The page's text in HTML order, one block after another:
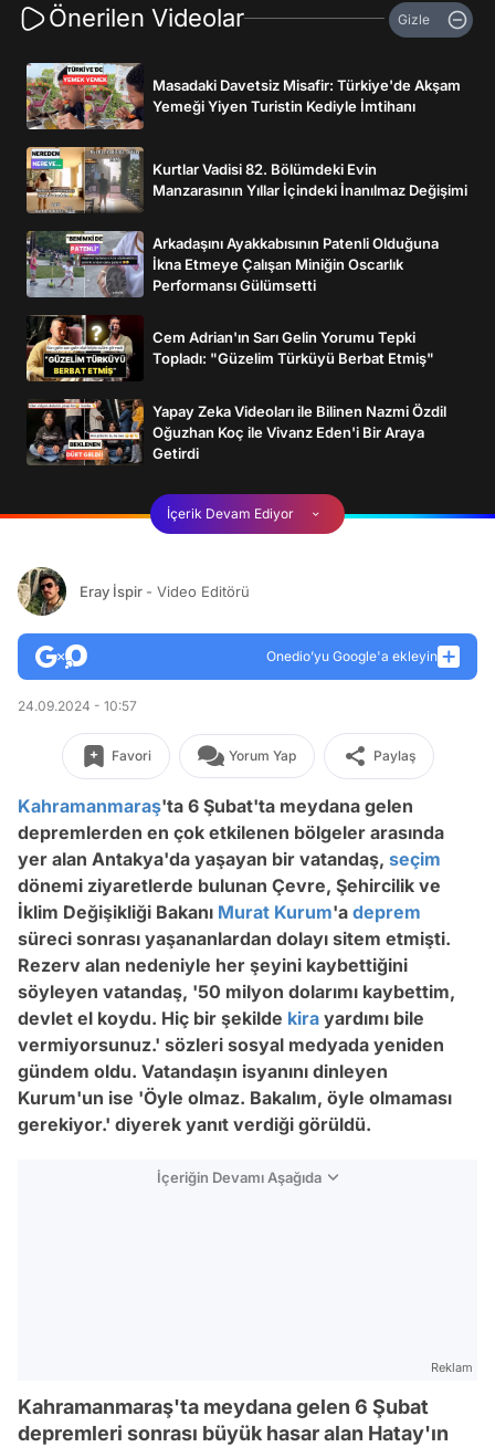
Önerilen Videolar Gizle
Masadaki Davetsiz Misafir: Türkiye'de Akşam
Yemeği Yiyen Turistin Kediyle İmtihanı
Kurtlar Vadisi 82. Bölümdeki Evin
Manzarasının Yıllar İçindeki İnanılmaz Değişimi
Arkadaşını Ayakkabısının Patenli Olduğuna
İkna Etmeye Çalışan Miniğin Oscarlık
Performansı Gülümsetti
Cem Adrian'ın Sarı Gelin Yorumu Tepki
Topladı: "Güzelim Türküyü Berbat Etmiş"
Yapay Zeka Videoları ile Bilinen Nazmi Özdil
Oğuzhan Koç ile Vivanz Eden'i Bir Araya
Getirdi
İçerik Devam Ediyor
Eray İspir - Video Editörü
Onedio’yu Google'a ekleyin
24.09.2024 - 10:57
Favori Yorum Yap Paylaş
Kahramanmaraş'ta 6 Şubat'ta meydana gelen
depremlerden en çok etkilenen bölgeler arasında
yer alan Antakya'da yaşayan bir vatandaş, seçim
dönemi ziyaretlerde bulunan Çevre, Şehircilik ve
İklim Değişikliği Bakanı Murat Kurum'a deprem
süreci sonrası yaşananlardan dolayı sitem etmişti.
Rezerv alan nedeniyle her şeyini kaybettiğini
söyleyen vatandaş, '50 milyon dolarımı kaybettim,
devlet el koydu. Hiç bir şekilde kira yardımı bile
vermiyorsunuz.' sözleri sosyal medyada yeniden
gündem oldu. Vatandaşın isyanını dinleyen
Kurum'un ise 'Öyle olmaz. Bakalım, öyle olmaması
gerekiyor.' diyerek yanıt verdiği görüldü.
İçeriğin Devamı Aşağıda
Reklam
Kahramanmaraş'ta meydana gelen 6 Şubat
depremleri sonrası büyük hasar alan Hatay'ın